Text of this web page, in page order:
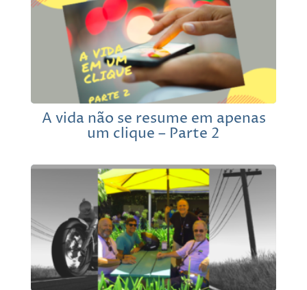
A vida não se resume em apenas
um clique – Parte 2